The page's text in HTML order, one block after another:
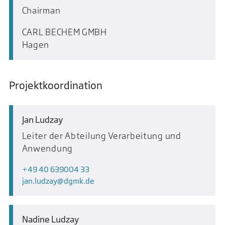
Chairman
CARL BECHEM GMBH
Hagen
Projektkoordination
Jan Ludzay
Leiter der Abteilung Verarbeitung und
Anwendung
+49 40 639004 33
jan.ludzay
dgmk.de
Nadine Ludzay